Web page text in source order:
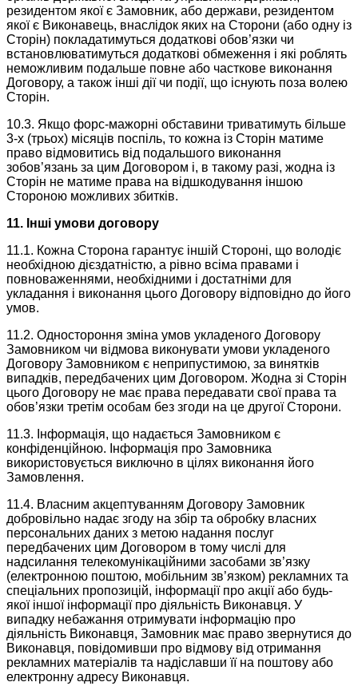
резидентом якої є Замовник, або держави, резидентом
якої є Виконавець, внаслідок яких на Сторони (або одну із
Сторін) покладатимуться додаткові обов’язки чи
встановлюватимуться додаткові обмеження і які роблять
неможливим подальше повне або часткове виконання
Договору, а також інші дії чи події, що існують поза волею
Сторін.
10.3. Якщо форс-мажорні обставини триватимуть більше
3-х (трьох) місяців поспіль, то кожна із Сторін матиме
право відмовитись від подальшого виконання
зобов’язань за цим Договором і, в такому разі, жодна із
Сторін не матиме права на відшкодування іншою
Стороною можливих збитків.
11. Інші умови договору
11.1. Кожна Сторона гарантує іншій Стороні, що володіє
необхідною дієздатністю, а рівно всіма правами і
повноваженнями, необхідними і достатніми для
укладання і виконання цього Договору відповідно до його
умов.
11.2. Одностороння зміна умов укладеного Договору
Замовником чи відмова виконувати умови укладеного
Договору Замовником є неприпустимою, за винятків
випадків, передбачених цим Договором. Жодна зі Сторін
цього Договору не має права передавати свої права та
обов’язки третім особам без згоди на це другої Сторони.
11.3. Інформація, що надається Замовником є
конфіденційною. Інформація про Замовника
використовується виключно в цілях виконання його
Замовлення.
11.4. Власним акцептуванням Договору Замовник
добровільно надає згоду на збір та обробку власних
персональних даних з метою надання послуг
передбачених цим Договором в тому числі для
надсилання телекомунікаційними засобами зв’язку
(електронною поштою, мобільним зв’язком) рекламних та
спеціальних пропозицій, інформації про акції або будь-
якої іншої інформації про діяльність Виконавця. У
випадку небажання отримувати інформацію про
діяльність Виконавця, Замовник має право звернутися до
Виконавця, повідомивши про відмову від отримання
рекламних матеріалів та надіславши її на поштову або
електронну адресу Виконавця.